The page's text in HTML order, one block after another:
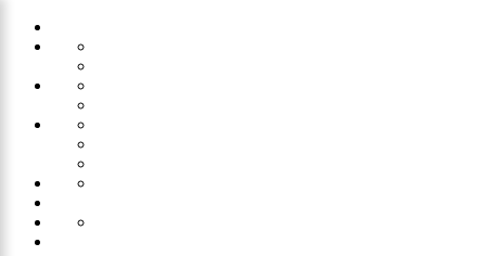
Saltar
Administración
Capacitación
Desarrollo
Gestión
Laborales
Selección